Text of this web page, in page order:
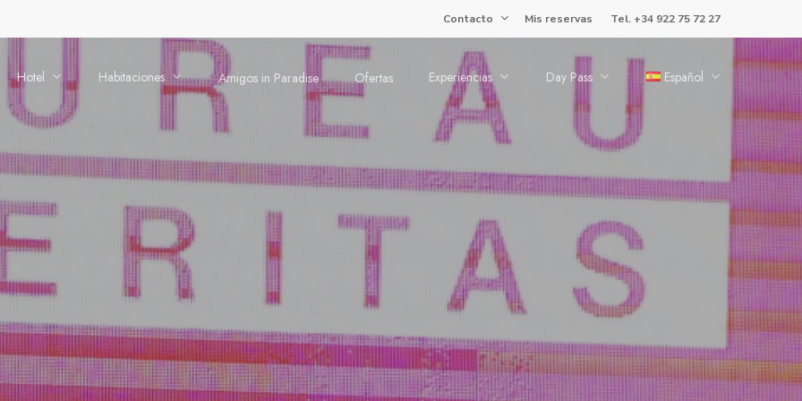
Contacto Mis reservas Tel. +34 922 75 72 27
Hotel Habitaciones Amigos in Paradise Ofertas Experiencias Day Pass Español